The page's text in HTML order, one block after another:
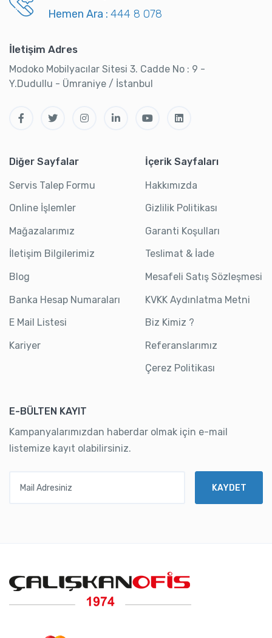
Hemen Ara : 444 8 078
İletişim Adres
Modoko Mobilyacılar Sitesi 3. Cadde No : 9 -
Y.Dudullu - Ümraniye / İstanbul
Diğer Sayfalar
Servis Talep Formu
Online İşlemler
Mağazalarımız
İletişim Bilgilerimiz
Blog
Banka Hesap Numaraları
E Mail Listesi
Kariyer
İçerik Sayfaları
Hakkımızda
Gizlilik Politikası
Garanti Koşulları
Teslimat & İade
Mesafeli Satış Sözleşmesi
KVKK Aydınlatma Metni
Biz Kimiz ?
Referanslarımız
Çerez Politikası
E-BÜLTEN KAYIT
Kampanyalarımızdan haberdar olmak için e-mail
listemize kayıt olabilirsiniz.
KAYDET